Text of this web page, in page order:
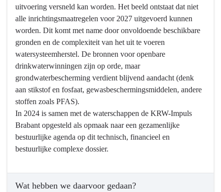
uitvoering versneld kan worden. Het beeld ontstaat dat niet
alle inrichtingsmaatregelen voor 2027 uitgevoerd kunnen
worden. Dit komt met name door onvoldoende beschikbare
gronden en de complexiteit van het uit te voeren
watersysteemherstel. De bronnen voor openbare
drinkwaterwinningen zijn op orde, maar
grondwaterbescherming verdient blijvend aandacht (denk
aan stikstof en fosfaat, gewasbeschermingsmiddelen, andere
stoffen zoals PFAS).
In 2024 is samen met de waterschappen de KRW-Impuls
Brabant opgesteld als opmaak naar een gezamenlijke
bestuurlijke agenda op dit technisch, financieel en
bestuurlijke complexe dossier.
Wat hebben we daarvoor gedaan?